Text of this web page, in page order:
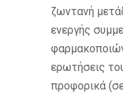
ζωντανή
ενεργής
ερωτήσεις
προφορικά